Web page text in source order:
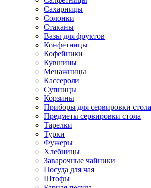
Сахарницы
Солонки
Стаканы
Вазы для фруктов
Конфетницы
Кофейники
Кувшины
Менажницы
Кассероли
Супницы
Корзины
Приборы для сервировки стола
Предметы сервировки стола
Тарелки
Турки
Фужеры
Хлебницы
Заварочные чайники
Посуда для чая
Штофы